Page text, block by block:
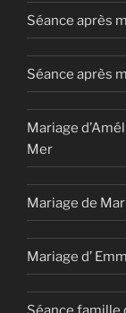
Séance après
Séance après
Mariage
Mer
Mariage de
Mariage d’
Séance famille